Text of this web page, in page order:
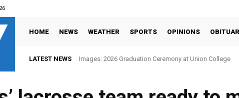
HOME NEWS WEATHER SPORTS OPINIONS
LATEST NEWS Images: 2026 Graduation Ceremony at Union College